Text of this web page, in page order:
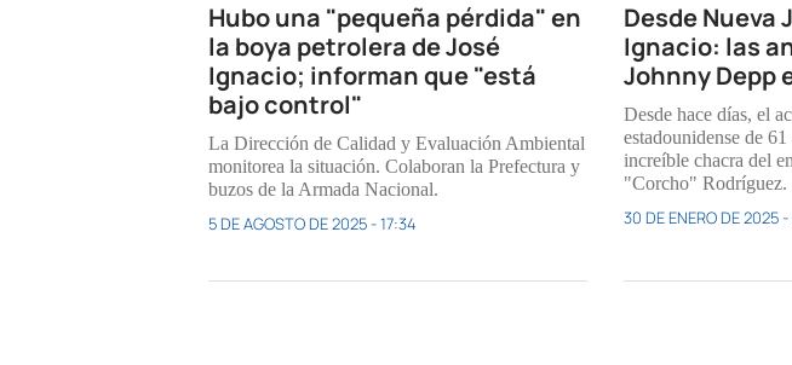
Hubo una "pequeña pérdida" en
la boya petrolera de José
Ignacio; informan que "está
bajo control"
La Dirección de Calidad y Evaluación Ambiental
monitorea la situación. Colaboran la Prefectura y
buzos de la Armada Nacional.
5 DE AGOSTO DE 2025 - 17:34
Desde Nueva
Ignacio: las
Johnny Depp
Desde hace días, el
estadounidense de 61
increíble chacra del
"Corcho" Rodríguez.
30 DE ENERO DE 2025